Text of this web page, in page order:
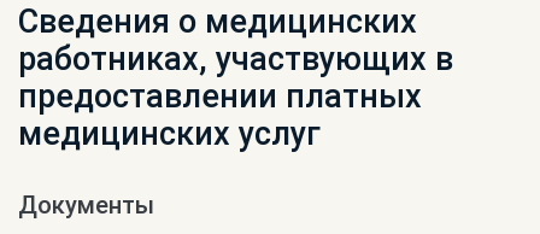
Сведения о медицинских
работниках, участвующих в
предоставлении платных
медицинских услуг
Документы